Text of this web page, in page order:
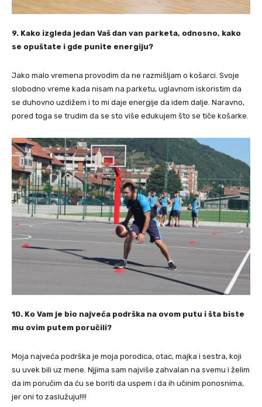
9. Kako izgleda jedan Vaš dan van parketa, odnosno, kako
se opuštate i gde punite energiju?
⁠Jako malo vremena provodim da ne razmišljam o košarci. Svoje
slobodno vreme kada nisam na parketu, uglavnom iskoristim da
se duhovno uzdižem i to mi daje energije da idem dalje. Naravno,
pored toga se trudim da se sto više edukujem što se tiče košarke.
10. Ko Vam je bio najveća podrška na ovom putu i šta biste
mu ovim putem poručili?
Moja najveća podrška je moja porodica, otac, majka i sestra, koji
su uvek bili uz mene. Njjima sam najviše zahvalan na svemu i želim
da im poručim da ću se boriti da uspem i da ih učinim ponosnima,
jer oni to zaslužuju!!!!